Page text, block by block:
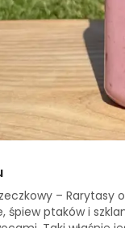
– Rarytasy
śpiew ptaków i